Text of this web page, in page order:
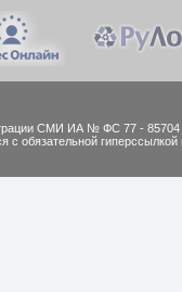
СМИ ИА № ФС 77 - 85704
с обязательной гиперссылкой